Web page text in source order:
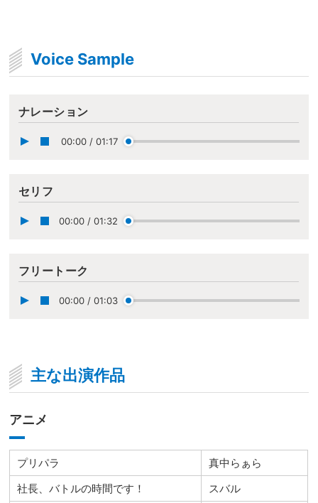
Voice Sample
ナレーション
00:00 / 01:17
セリフ
00:00 / 01:32
フリートーク
00:00 / 01:03
主な出演作品
アニメ
プリパラ
真中らぁら
社長、バトルの時間です！
スバル